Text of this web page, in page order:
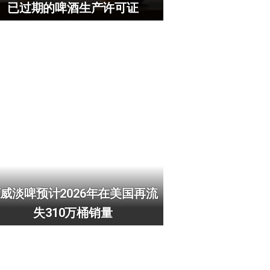
已过期的啤酒生产许可证
淡啤预计2026年在美国再流
失310万桶销量